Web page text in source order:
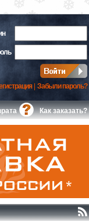
| Забыли пароль?
Как заказать?